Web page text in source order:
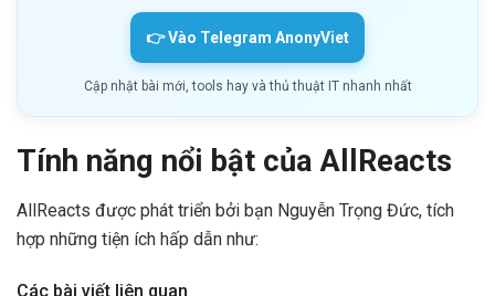
👉 Vào Telegram AnonyViet
Cập nhật bài mới, tools hay và thủ thuật IT nhanh nhất
Tính năng nổi bật của AllReacts
AllReacts được phát triển bởi bạn Nguyễn Trọng Đức, tích
hợp những tiện ích hấp dẫn như:
Các bài viết liên quan